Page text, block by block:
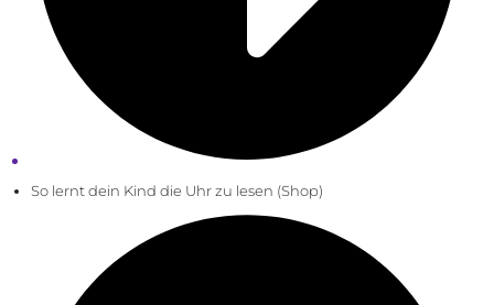
So lernt dein Kind die Uhr zu lesen (Shop)